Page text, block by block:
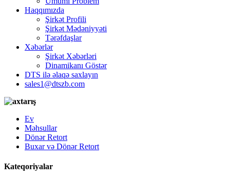
Haqqımızda
Şirkət Profili
Şirkət Mədəniyyəti
Tərəfdaşlar
Xəbərlər
Şirkət Xəbərləri
Dinamikanı Göstər
DTS ilə əlaqə saxlayın
sales1@dtszb.com
Ev
Məhsullar
Dönər Retort
Buxar və Dönər Retort
Kateqoriyalar